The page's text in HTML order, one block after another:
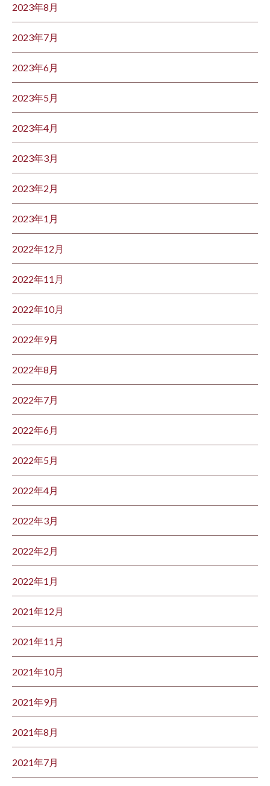
2023年8月
2023年7月
2023年6月
2023年5月
2023年4月
2023年3月
2023年2月
2023年1月
2022年12月
2022年11月
2022年10月
2022年9月
2022年8月
2022年7月
2022年6月
2022年5月
2022年4月
2022年3月
2022年2月
2022年1月
2021年12月
2021年11月
2021年10月
2021年9月
2021年8月
2021年7月